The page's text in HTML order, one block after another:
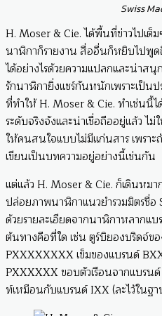
Swiss
H. Moser & Cie. ได้พื้นที่ข่าวไปเ
นาฬิกาก็รายงาน สื่ออื่นก็หยิบไปพูด
ได้อย่างไรด้วยความแปลกและน่า
รักนาฬิกายิ่งแชร์กันหนักเพราะเป็น
ที่ทำให้ H. Moser & Cie. ทำเช่นนี้
ระดับจริงจังและน่าเชื่อถืออยู่แล้ว ไม่
ให้คนสนใจแบบไม่มีแก่นสาร เพราะ
เขียนเป็นบทความอยู่อย่างนี้เช่นกัน
แต่แล้ว H. Moser & Cie. ก็เดินหม
ปล่อยภาพนาฬิกาแนวยำรวมมิตรชื่
ด้วยรายละเอียดจากนาฬิกาหลากแ
ต้นทางคือที่ใด เช่น ตูร์บิยองบริดจ์ข
PXXXXXXXX เข็มของแบรนด์
PXXXXXX ขอบตัวเรือนจากแบรน
ท์เหมือนกับแบรนด์ IXX (ละไว้ในฐา